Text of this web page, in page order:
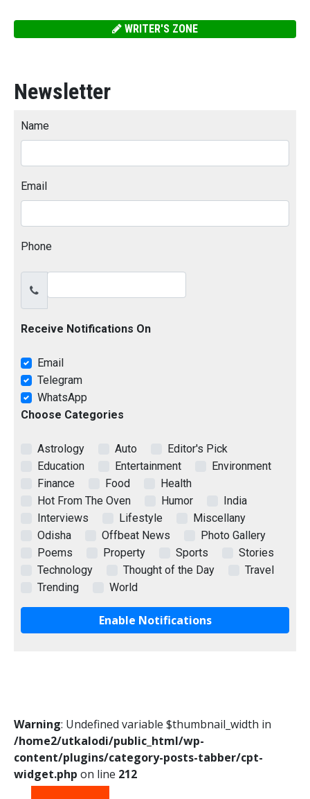
WRITER'S ZONE
Newsletter
Name
Email
Phone
Receive Notifications On
Email
Telegram
WhatsApp
Choose Categories
Astrology Auto
Editor's Pick
Education
Entertainment
Environment
Finance
Food
Health
Hot From The Oven
Humor
India
Interviews
Lifestyle
Miscellany
Odisha
Offbeat News
Photo Gallery
Poems
Property Sports
Stories
Technology
Thought of the Day
Travel
Trending
World
Enable Notifications
Warning: Undefined variable $thumbnail_width in
/home2/utkalodi/public_html/wp-
content/plugins/category-posts-tabber/cpt-
widget.php on line 212